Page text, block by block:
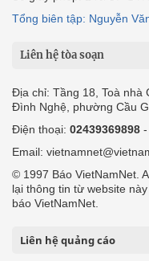
Tổng biên tập: Nguyễn
Liên hệ tòa soạn
Địa chỉ: Tầng 18, Toà nhà
Đình Nghệ, phường Cầu
Điện thoại: 02439369898 -
Email:
© 1997 Báo VietNamNet.
lại thông tin từ website
báo VietNamNet.
Liên hệ quảng cáo